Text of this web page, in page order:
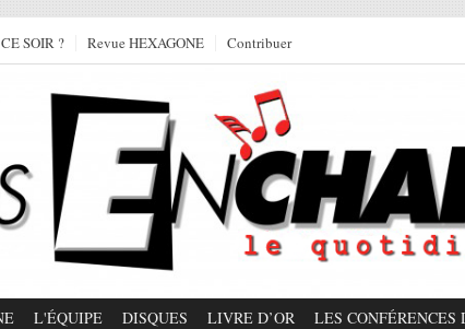
SOIR ? Revue HEXAGONE Contribuer
L'ÉQUIPE DISQUES LIVRE D’OR LES CONFÉRENCES